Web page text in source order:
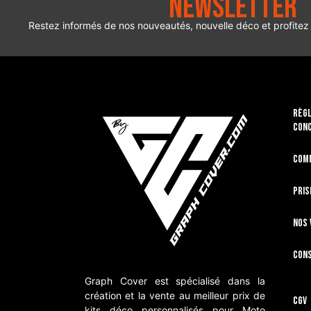
Newsletter
Restez informés de nos nouveautés, nouvelle déco et
Graph Cover est spécialisé dans la
création et la vente au meilleur prix de
CGV